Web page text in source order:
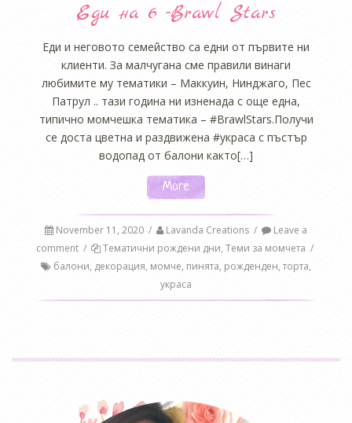
Еди на 6 -Brawl Stars
Еди и неговото семейство са едни от първите ни
клиенти. За малчугана сме правили винаги
любимите му тематики – Маккуин, Нинджаго, Пес
Патрул .. тази година ни изненада с още една,
типично момчешка тематика – #BrawlStars.Получи
се доста цветна и раздвижена #украса с пъстър
водопад от балони както[…]
More
November 11, 2020 / Lavanda Creations /
Leave a
comment / Тематични рождени дни, Теми за момчета /
балони, декорация, момче, пинята, рожденден, торта,
украса